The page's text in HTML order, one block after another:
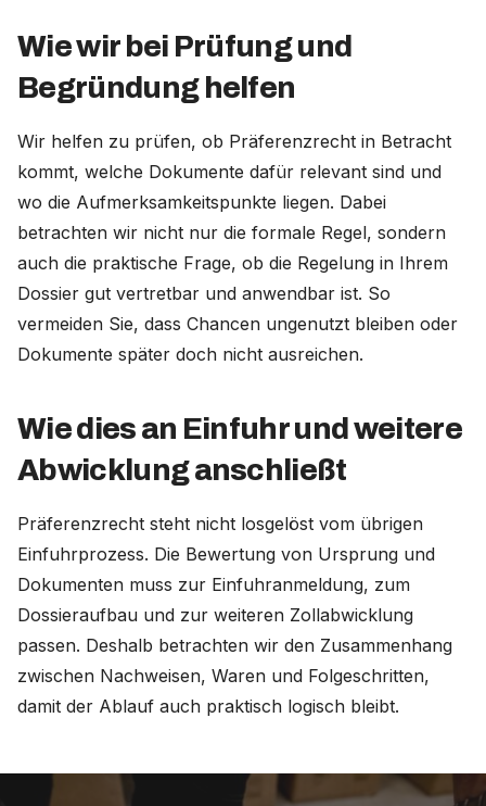
Wie wir bei Prüfung und
Begründung helfen
Wir helfen zu prüfen, ob Präferenzrecht in Betracht
kommt, welche Dokumente dafür relevant sind und
wo die Aufmerksamkeitspunkte liegen. Dabei
betrachten wir nicht nur die formale Regel, sondern
auch die praktische Frage, ob die Regelung in Ihrem
Dossier gut vertretbar und anwendbar ist. So
vermeiden Sie, dass Chancen ungenutzt bleiben oder
Dokumente später doch nicht ausreichen.
Wie dies an Einfuhr und weitere
Abwicklung anschließt
Präferenzrecht steht nicht losgelöst vom übrigen
Einfuhrprozess. Die Bewertung von Ursprung und
Dokumenten muss zur Einfuhranmeldung, zum
Dossieraufbau und zur weiteren Zollabwicklung
passen. Deshalb betrachten wir den Zusammenhang
zwischen Nachweisen, Waren und Folgeschritten,
damit der Ablauf auch praktisch logisch bleibt.